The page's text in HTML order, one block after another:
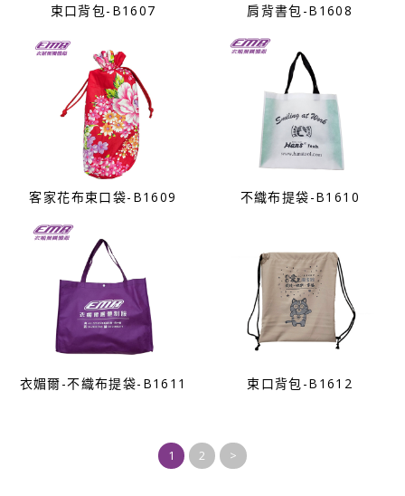
束口背包-B1607 肩背書包-B1608
客家花布束口袋-B1609 不織布提袋-B1610
衣媚爾-不織布提袋-B1611 束口背包-B1612
1 2 >